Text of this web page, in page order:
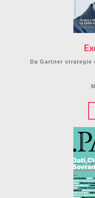
Da Gartner